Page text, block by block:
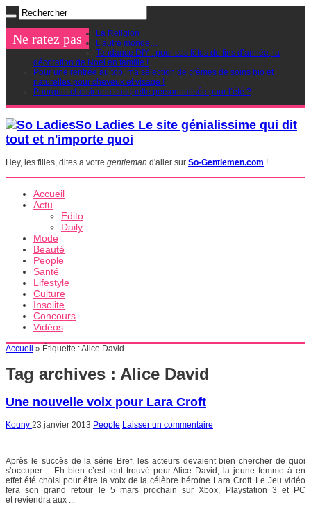
Ne ratez pas
La Religion
L’autre monde…
Tendance DIY : pour ces fêtes de fins d’année, la
décoration de Noel en famille !
Pour une rentrée au top, ma sélection de crèmes de soins bio et
naturelles pour cheveux et visage !
Pourquoi choisir une casquette personnalisée pour l’été ?
So Ladies Le site génialissime qui dit
tout et n'importe quoi
Hey, les filles, dites a votre gentleman d'aller sur So-Gentlemen.com !
Accueil
Actu
Edito
Daily
Mode
Beauté
People
Santé
Lifestyle
Culture
Insolite
Concours
Vidéos
Accueil » Étiquette :Alice David
Tag archives : Alice David
Une nouvelle voix pour Lara Croft
Kouny 23 janvier 2013 People Laisser un commentaire
Après le succès de la série Bref, les acteurs devaient bien chercher de quoi
s’occuper… Eh bien c’est tout trouvé pour Alice David, la jeune femme à en
effet été choisi pour être la voix de la célèbre héroïne Lara Croft. Le Jeu vidéo
fera son grand retour le 5 mars prochain sur Xbox, Playstation 3 et PC
et reviendra aux ...